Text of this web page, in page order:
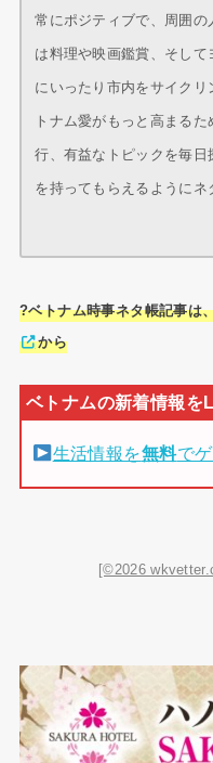
常にポジティブで、周囲
は料理や映画鑑賞、そし
にいったり市内をサイク
トナム愛がもっと高まる
行、有益なトピックを毎
を持ってもらえるようにネ
?ベトナム時事ネタ帳記事は
から
生活情報を無料で
[©2026